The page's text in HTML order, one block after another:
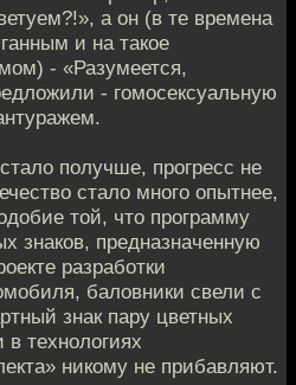
а он (в те времена
и на такое
- «Разумеется,
- гомосексуальную
получше, прогресс не
стало много опытнее,
той, что программу
знаков, предназначенную
разработки
баловники свели с
знак пару цветных
в технологиях
никому не прибавляют.